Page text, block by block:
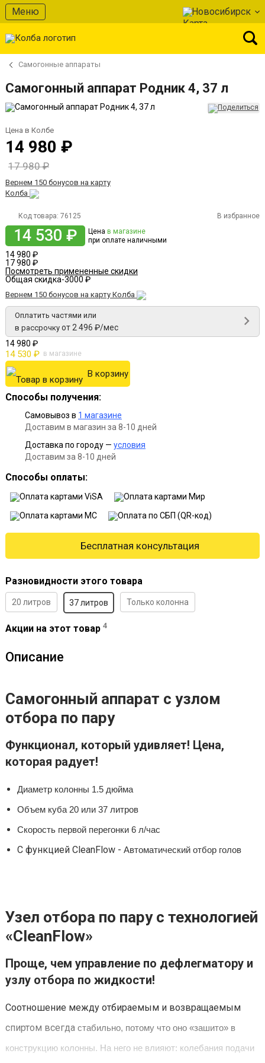
Меню Новосибирск
Самогонные аппараты
Самогонный аппарат Родник 4, 37 л
Цена в Колбе
14 980 ₽
17 980 ₽
Вернем 150 бонусов на карту
Колба
Код товара: 76125 В избранное
14 530 ₽ Цена в магазине
при оплате наличными
14 980 ₽
17 980 ₽
Посмотреть примененные скидки
Общая скидка-3000 ₽
Вернем 150 бонусов на карту Колба
Оплатить частями или
в рассрочку от 2 496 ₽/мес
14 980 ₽
14 530 ₽ в магазине
В корзину
Способы получения:
Самовывоз в 1 магазине
Доставим в магазин за 8-10 дней
Доставка по городу — условия
Доставим за 8-10 дней
Способы оплаты:
Бесплатная консультация
Разновидности этого товара
20 литров 37 литров Только колонна
Акции на этот товар 4
Описание
Cамогонный аппарат с узлом
отбора по пару
Функционал, который удивляет! Цена,
которая радует!
Диаметр колонны 1.5 дюйма
Объем куба 20 или 37 литров
Скорость первой перегонки 6 л/час
С функцией CleanFlow - Автоматический отбор голов
Узел отбора по пару с технологией
«CleanFlow»
Проще, чем управление по дефлегматору и
узлу отбора по жидкости!
Соотношение между отбираемым и возвращаемым
спиртом всегда стабильно, потому что оно «зашито» в
конструкцию колонны. На него не влияют: колебания подачи